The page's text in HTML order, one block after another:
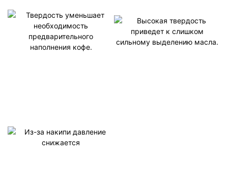
Твердость уменьшает
необходимость
Высокая твердость
приведет к слишком
сильному выделению
—— Это может привести к